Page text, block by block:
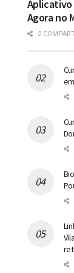
Aplicativo
Agora no
2